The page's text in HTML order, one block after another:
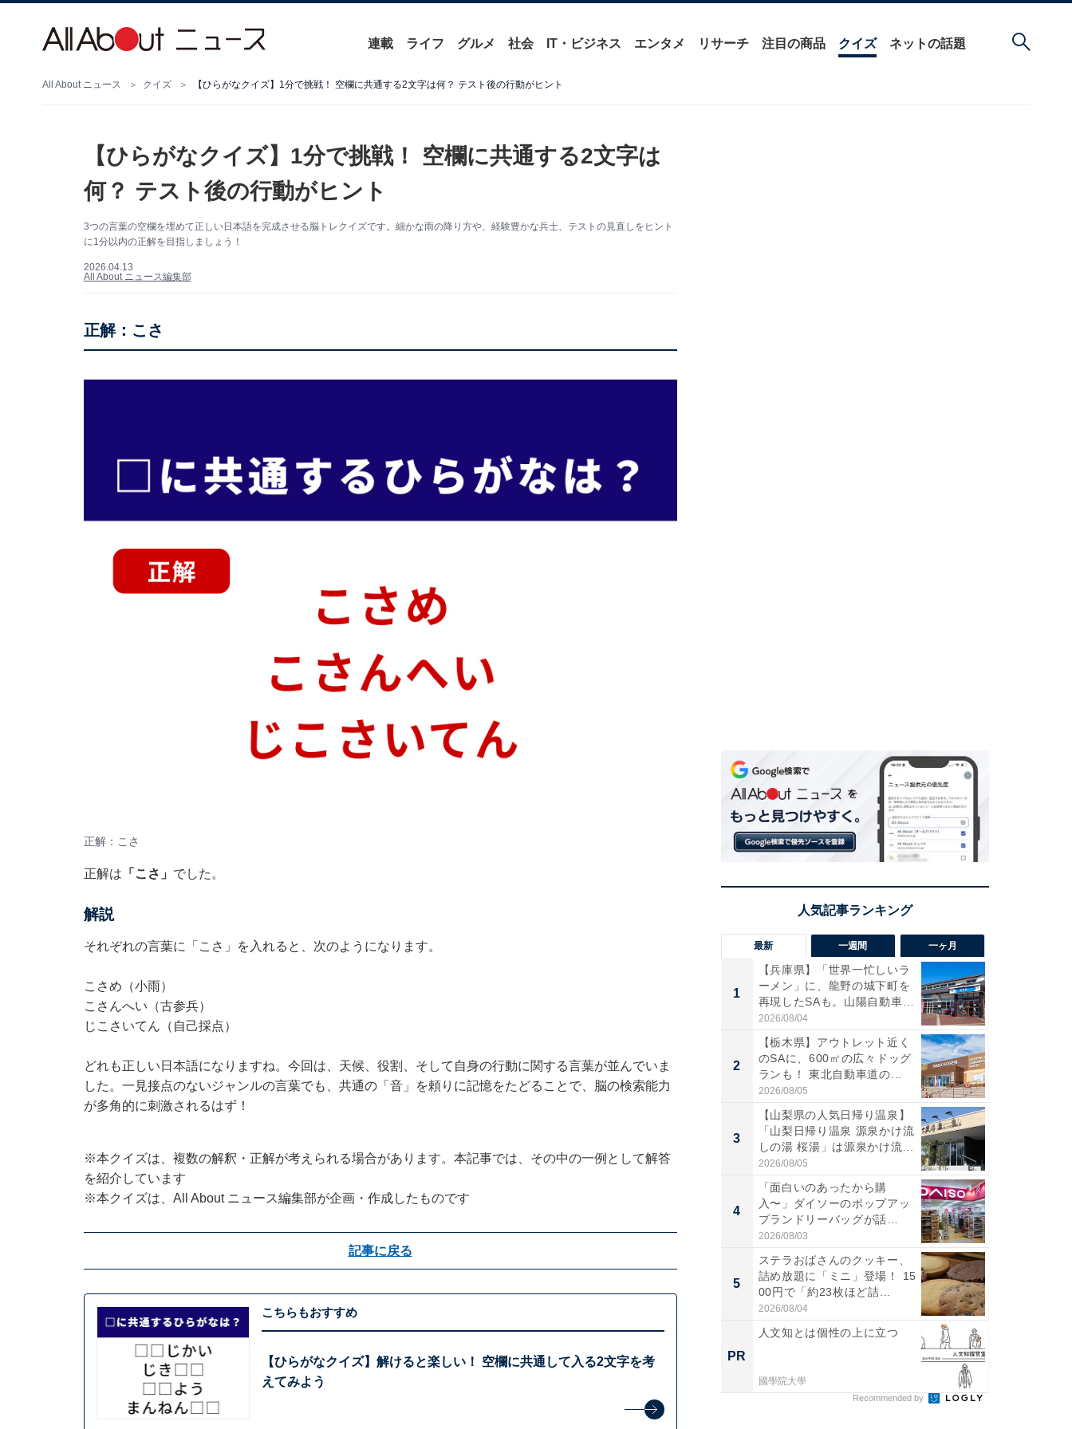
連載 ライフ グルメ 社会 IT・ビジネス エンタメ リサーチ 注目の商品 クイズ ネットの話題
All About ニュース クイズ 【ひらがなクイズ】1分で挑戦！ 空欄に共通する2文字は何？ テスト後の行動がヒント
【ひらがなクイズ】1分で挑戦！ 空欄に共通する2文字は
何？ テスト後の行動がヒント
3つの言葉の空欄を埋めて正しい日本語を完成させる脳トレクイズです。細かな雨の降り方や、経験豊かな兵士、テストの見直しをヒント
に1分以内の正解を目指しましょう！
2026.04.13
All About ニュース編集部
正解：こさ
正解：こさ
正解は 「こさ」 でした。
解説
それぞれの言葉に「こさ」を入れると、次のようになります。
こさめ（小雨）
こさんへい（古参兵）
じこさいてん（自己採点）
どれも正しい日本語になりますね。今回は、天候、役割、そして自身の行動に関する言葉が並んでいま
した。一見接点のないジャンルの言葉でも、共通の「音」を頼りに記憶をたどることで、脳の検索能力
が多角的に刺激されるはず！
※本クイズは、複数の解釈・正解が考えられる場合があります。本記事では、その中の一例として解答
を紹介しています
※本クイズは、All About ニュース編集部が企画・作成したものです
記事に戻る
こちらもおすすめ
【ひらがなクイズ】解けると楽しい！ 空欄に共通して入る2文字を考
えてみよう
最新 一週間 一ヶ月
1
【兵庫県】「世界一忙しいラ
ーメン」に、龍野の城下町を
再現したSAも。山陽自動車
道...
2026/08/04
2
【栃木県】アウトレット近く
のSAに、600㎡の広々ドッグ
ランも！ 東北自動車道の...
2026/08/05
3
【山梨県の人気日帰り温泉】
「山梨日帰り温泉 源泉かけ流
しの湯 桜湯」は源泉かけ流...
2026/08/05
4
「面白いのあったから購
入〜」ダイソーのポップアッ
プランドリーバッグが話
題。“さま...
2026/08/03
5
ステラおばさんのクッキー、
詰め放題に「ミニ」登場！ 15
00円で「約23枚ほど詰...
2026/08/04
PR
人文知とは個性の上に立つ
國學院大學
Recommended by